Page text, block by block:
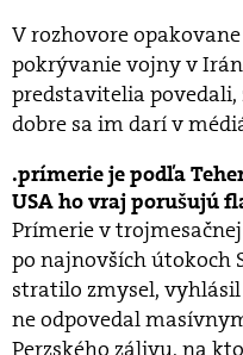
V rozhovore
pokrývanie vojny v
predstavitelia povedali,
dobre sa im darí v
prímerie je podľa
USA ho vraj porušujú
Prímerie v
po najnovších útokoch
stratilo zmysel,
ne odpovedal